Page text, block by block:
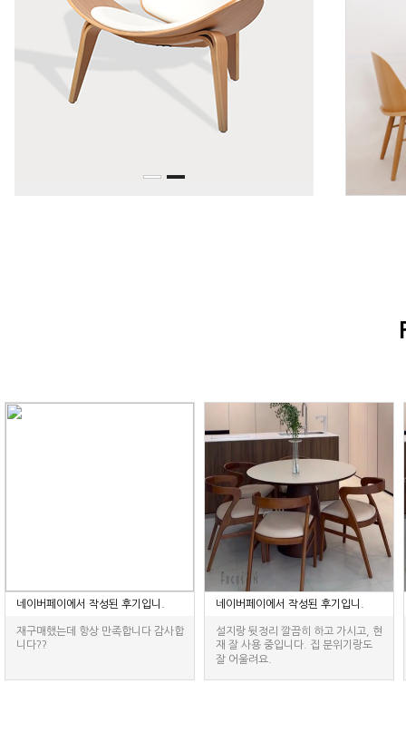
네이버페이에서 작성된 후기입니.
재구매했는데 항상 만족합니다 감사합
니다??
네이버페이에서 작성된 후기입니.
설지랑 뒷정리 깔끔히 하고 가시고, 현
재 잘 사용 중입니다. 집 분위기랑도
잘 어울려요.